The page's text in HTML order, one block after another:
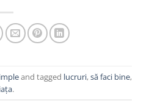
and tagged lucruri,să faci bine,
.